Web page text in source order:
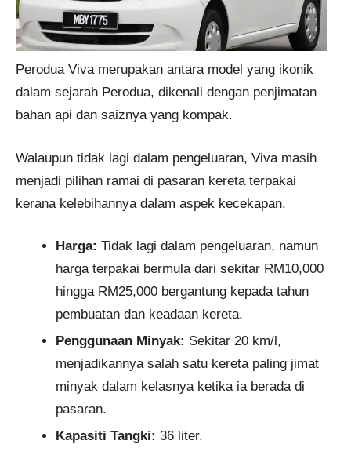
Perodua Viva merupakan antara model yang ikonik
dalam sejarah Perodua, dikenali dengan penjimatan
bahan api dan saiznya yang kompak.
Walaupun tidak lagi dalam pengeluaran, Viva masih
menjadi pilihan ramai di pasaran kereta terpakai
kerana kelebihannya dalam aspek kecekapan.
Harga: Tidak lagi dalam pengeluaran, namun
harga terpakai bermula dari sekitar RM10,000
hingga RM25,000 bergantung kepada tahun
pembuatan dan keadaan kereta.
Penggunaan Minyak: Sekitar 20 km/l,
menjadikannya salah satu kereta paling jimat
minyak dalam kelasnya ketika ia berada di
pasaran.
Kapasiti Tangki: 36 liter.